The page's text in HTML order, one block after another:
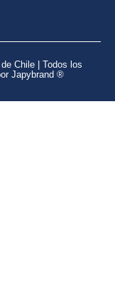
Chile | Todos los
Japybrand ®